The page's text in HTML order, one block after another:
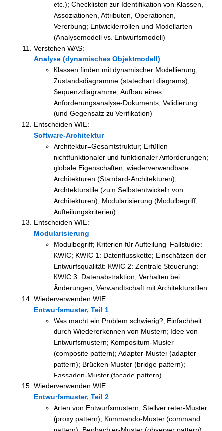
etc.); Checklisten zur Identifikation von Klassen,
Assoziationen, Attributen, Operationen,
Vererbung; Entwicklerrollen und Modellarten
(Analysemodell vs. Entwurfsmodell)
Verstehen WAS:
Analyse (dynamisches Objektmodell)
Klassen finden mit dynamischer Modellierung;
Zustandsdiagramme (statechart diagrams);
Sequenzdiagramme; Aufbau eines
Anforderungsanalyse-Dokuments; Validierung
(und Gegensatz zu Verifikation)
Entscheiden WIE:
Software-Architektur
Architektur=Gesamtstruktur; Erfüllen
nichtfunktionaler und funktionaler Anforderungen;
globale Eigenschaften; wiederverwendbare
Architekturen (Standard-Architekturen);
Archtekturstile (zum Selbstentwickeln von
Architekturen); Modularisierung (Modulbegriff,
Aufteilungskriterien)
Entscheiden WIE:
Modularisierung
Modulbegriff; Kriterien für Aufteilung; Fallstudie:
KWIC; KWIC 1: Datenflusskette; Einschätzen der
Entwurfsqualität; KWIC 2: Zentrale Steuerung;
KWIC 3: Datenabstraktion; Verhalten bei
Änderungen; Verwandtschaft mit Architekturstilen
Wiederverwenden WIE:
Entwurfsmuster, Teil 1
Was macht ein Problem schwierig?; Einfachheit
durch Wiedererkennen von Mustern; Idee von
Entwurfsmustern; Kompositum-Muster
(composite pattern); Adapter-Muster (adapter
pattern); Brücken-Muster (bridge pattern);
Fassaden-Muster (facade pattern)
Wiederverwenden WIE:
Entwurfsmuster, Teil 2
Arten von Entwurfsmustern; Stellvertreter-Muster
(proxy pattern); Kommando-Muster (command